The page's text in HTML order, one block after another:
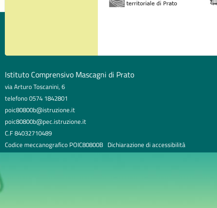
Istituto Comprensivo Mascagni di Prato
via Arturo Toscanini, 6
telefono 0574 1842801
poic80800b@istruzione.it
poic80800b@pec.istruzione.it
C.F 84032710489
Codice meccanografico POIC80800B Dichiarazione di accessibilità